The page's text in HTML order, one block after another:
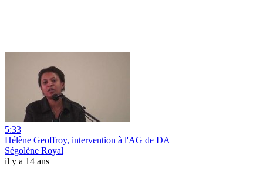
5:33
Hélène Geoffroy, intervention à l'AG de DA
Ségolène Royal
il y a 14 ans